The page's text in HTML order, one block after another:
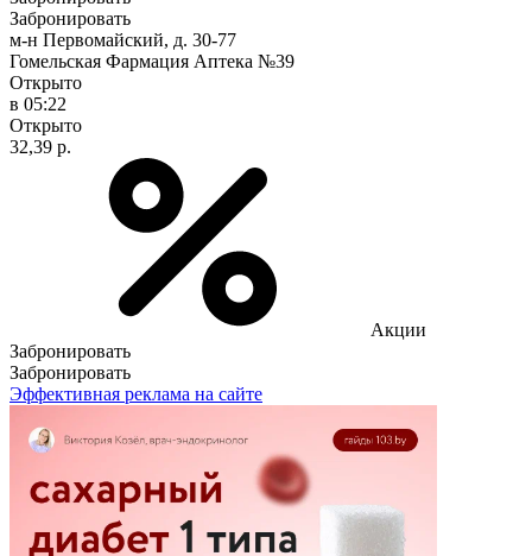
Забронировать
м-н Первомайский, д. 30-77
Гомельская Фармация Аптека №39
Открыто
в 05:22
Открыто
32,39 р.
Акции
Забронировать
Забронировать
Эффективная реклама на сайте